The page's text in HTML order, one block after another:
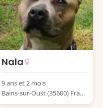
Nala
9 ans et 2 mois
Bains-sur-Oust (35600) Franc
e